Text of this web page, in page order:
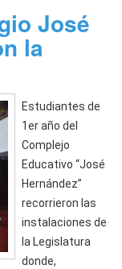
José
la
Estudiantes de
1er año del
Complejo
Educativo “José
Hernández”
recorrieron las
instalaciones de
la Legislatura
donde,